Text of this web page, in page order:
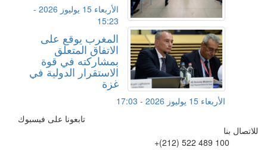
الأربعاء 15 يوليوز 2026 -
15:23
المغرب يوقع على
الاتفاق المتعلق
بمشاركته في قوة
الاستقرار الدولية في
غزة
الأربعاء 15 يوليوز 2026 - 17:03
تابعونا على فيسبوك
للاتصال بنا
+(212) 522 489 100